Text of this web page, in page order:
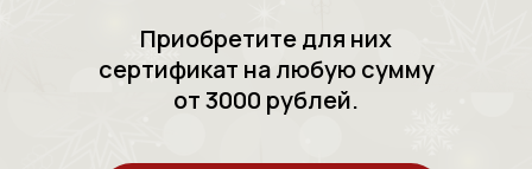
Приобретите для них
сертификат на любую сумму
от 3000 рублей.